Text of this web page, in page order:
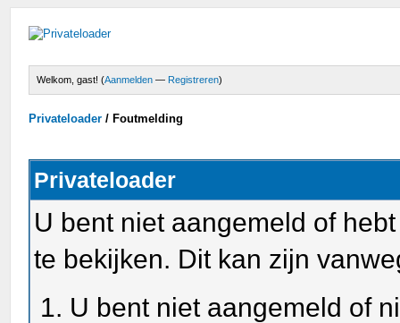
Welkom, gast! (Aanmelden — Registreren)
Privateloader / Foutmelding
Privateloader
U bent niet aangemeld of
te bekijken. Dit kan zijn
U bent niet aangemeld of